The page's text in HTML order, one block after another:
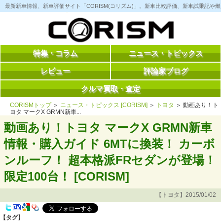
コ
ン
へ
最新新車情報、新車評価サイト「CORISM(コリズム)」。新車比較評価、新車試乗記や
特集・コラム ニュース・トピックス
レビュー 評論家ブログ
クルマ買取・査定
CORISMトップ＞ ニュース・トピックス [CORISM] ＞ トヨタ ＞ 動画あり！ト
ヨタ マークX GRMN新車...
動画あり！トヨタ マークX GRMN新車
情報・購入ガイド 6MTに換装！ カーボ
ンルーフ！ 超本格派FRセダンが登場！
限定100台！ [CORISM]
【トヨタ】2015/01/02
【タグ】